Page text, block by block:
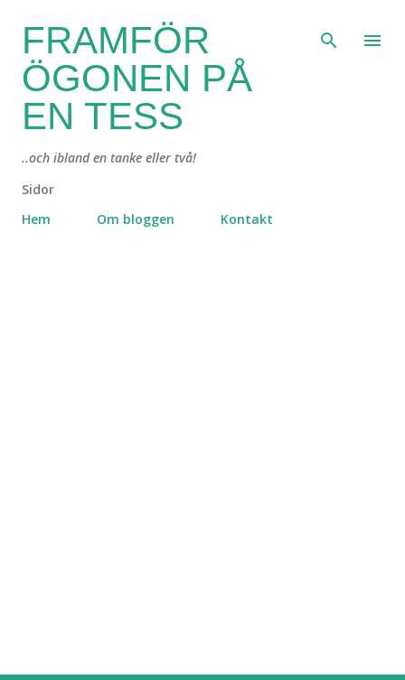
Fortsätt till huvudinnehåll
FRAMFÖR
ÖGONEN PÅ
EN TESS
..och ibland en tanke eller två!
Sidor
Hem
Om bloggen Kontakt